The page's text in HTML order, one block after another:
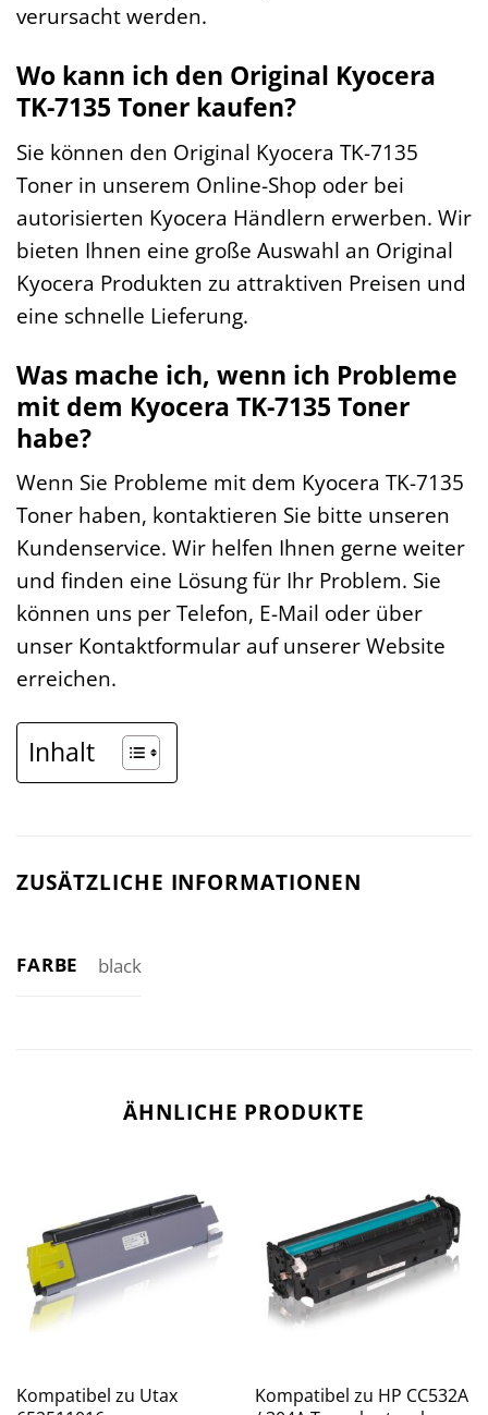
verursacht werden.
Wo kann ich den Original Kyocera
TK-7135 Toner kaufen?
Sie können den Original Kyocera TK-7135
Toner in unserem Online-Shop oder bei
autorisierten Kyocera Händlern erwerben. Wir
bieten Ihnen eine große Auswahl an Original
Kyocera Produkten zu attraktiven Preisen und
eine schnelle Lieferung.
Was mache ich, wenn ich Probleme
mit dem Kyocera TK-7135 Toner
habe?
Wenn Sie Probleme mit dem Kyocera TK-7135
Toner haben, kontaktieren Sie bitte unseren
Kundenservice. Wir helfen Ihnen gerne weiter
und finden eine Lösung für Ihr Problem. Sie
können uns per Telefon, E-Mail oder über
unser Kontaktformular auf unserer Website
erreichen.
Inhalt
ZUSÄTZLICHE INFORMATIONEN
FARBE black
ÄHNLICHE PRODUKTE
Kompatibel zu Utax
Kompatibel zu HP CC532A